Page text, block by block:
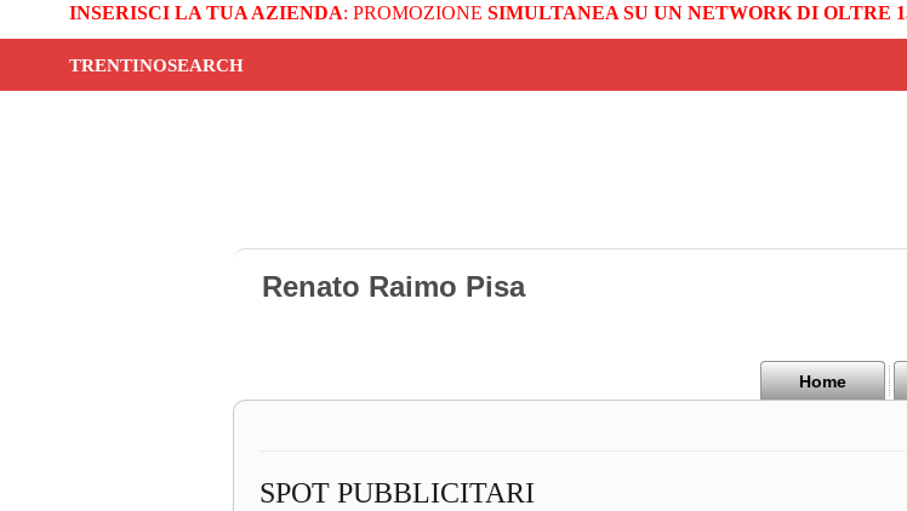
INSERISCI LA TUA AZIENDA: PROMOZIONE SIMULTANEA SU UN NETWORK DI OLTRE
TRENTINOSEARCH
Renato Raimo Pisa
Home
SPOT PUBBLICITARI